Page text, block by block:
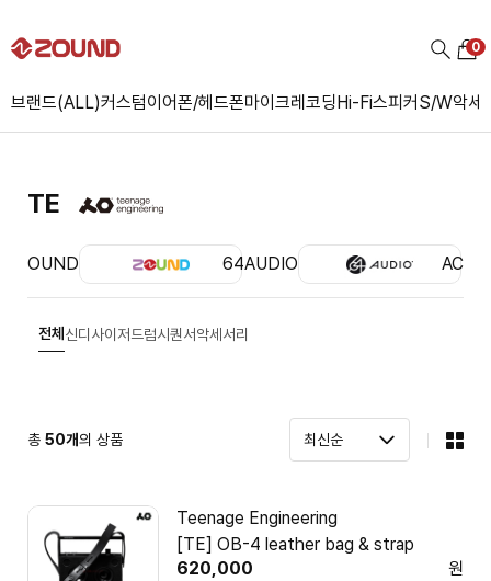
브랜드(ALL)커스텀이어폰/헤드폰마이크레코딩Hi-Fi스피커S/W악세
0
TE
ZOUND 64AUDIO ACS
전체 신디사이저드럼시퀀서악세서리
총 50개의 상품
Teenage Engineering
[TE] OB-4 leather bag & strap
620,000
원